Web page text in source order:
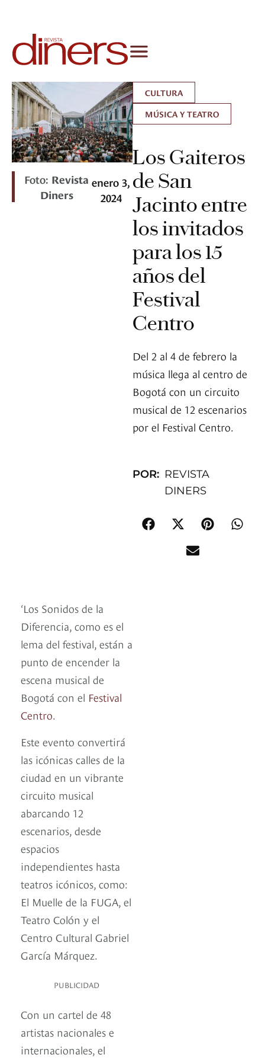
Foto: Revista
Diners
enero 3,
2024
CULTURA
MÚSICA Y TEATRO
Los Gaiteros
de San
Jacinto entre
los invitados
para los 15
años del
Festival
Centro
Del 2 al 4 de febrero la
música llega al centro de
Bogotá con un circuito
musical de 12 escenarios
por el Festival Centro.
POR: REVISTA
DINERS
‘Los Sonidos de la
Diferencia, como es el
lema del festival, están a
punto de encender la
escena musical de
Bogotá con el Festival
Centro.
Este evento convertirá
las icónicas calles de la
ciudad en un vibrante
circuito musical
abarcando 12
escenarios, desde
espacios
independientes hasta
teatros icónicos, como:
El Muelle de la FUGA, el
Teatro Colón y el
Centro Cultural Gabriel
García Márquez.
PUBLICIDAD
Con un cartel de 48
artistas nacionales e
internacionales, el